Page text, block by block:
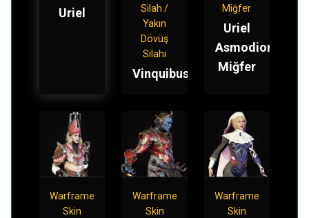
Uriel
Silah /
Yakın
Dövüş
Silahı
Vinquibus
Miğfer
Uriel
Asmodion
Miğfer
Warframe
Skin
Warframe
Skin
Warframe
Skin